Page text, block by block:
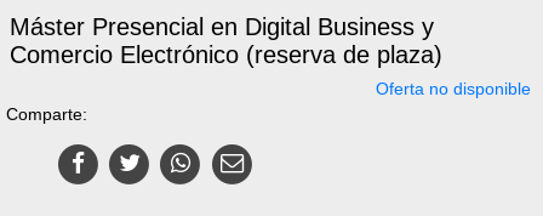
Máster Presencial en Digital Business y
Comercio Electrónico (reserva de plaza)
Oferta no disponible
Comparte: